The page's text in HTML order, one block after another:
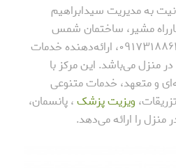
به مدیریت سیدابراهیم
مشیر، ساختمان شمس
العماره، با شماره تماس ۰۹۱۷۳۱۸۸۶۴۳، ارائه‌دهنده خدمات
منزل می‌باشد. این مرکز با
و متعهد، خدمات متنوعی
ویزیت پزشک، پانسمان،
را ارائه می‌دهد.